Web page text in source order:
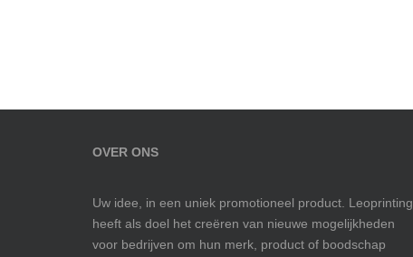
OVER ONS
Uw idee, in een uniek promotioneel product. Leoprinting
heeft als doel het creëren van nieuwe mogelijkheden
voor bedrijven om hun merk, product of boodschap